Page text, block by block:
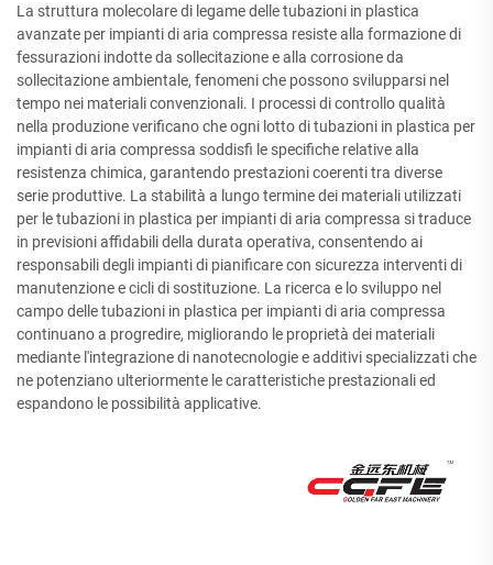
La struttura molecolare di legame delle tubazioni in plastica
avanzate per impianti di aria compressa resiste alla formazione di
fessurazioni indotte da sollecitazione e alla corrosione da
sollecitazione ambientale, fenomeni che possono svilupparsi nel
tempo nei materiali convenzionali. I processi di controllo qualità
nella produzione verificano che ogni lotto di tubazioni in plastica per
impianti di aria compressa soddisfi le specifiche relative alla
resistenza chimica, garantendo prestazioni coerenti tra diverse
serie produttive. La stabilità a lungo termine dei materiali utilizzati
per le tubazioni in plastica per impianti di aria compressa si traduce
in previsioni affidabili della durata operativa, consentendo ai
responsabili degli impianti di pianificare con sicurezza interventi di
manutenzione e cicli di sostituzione. La ricerca e lo sviluppo nel
campo delle tubazioni in plastica per impianti di aria compressa
continuano a progredire, migliorando le proprietà dei materiali
mediante l'integrazione di nanotecnologie e additivi specializzati che
ne potenziano ulteriormente le caratteristiche prestazionali ed
espandono le possibilità applicative.